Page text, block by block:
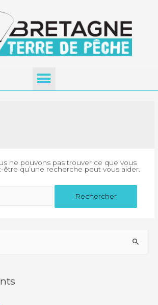
ne pouvons pas trouver ce que vous
qu’une recherche peut vous aider.